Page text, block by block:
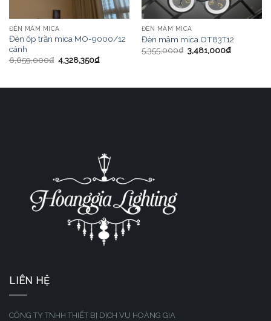
ĐÈN MÂM MICA
Đèn ốp trần mica MO-9000/12
cánh
6,659,000₫ 4,328,350₫
ĐÈN MÂM MICA
Đèn mâm mica OT83T12
5,355,000₫ 3,481,000₫
LIÊN HỆ
CÔNG TY TNHH THIẾT BỊ DỊCH VỤ HOÀNG GIA